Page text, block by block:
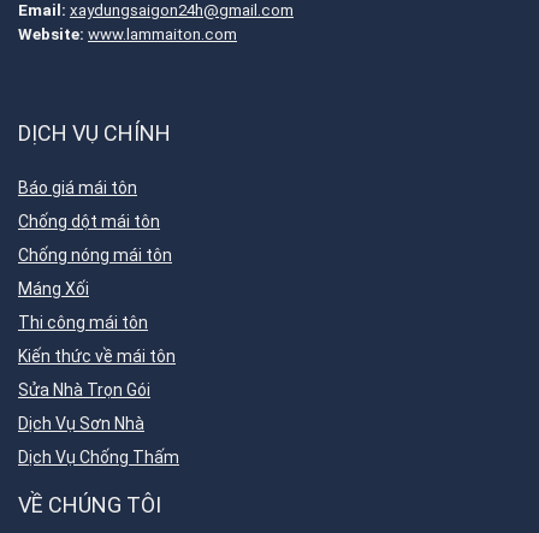
Email: xaydungsaigon24h@gmail.com
Website: www.lammaiton.com
DỊCH VỤ CHÍNH
Báo giá mái tôn
Chống dột mái tôn
Chống nóng mái tôn
Máng Xối
Thi công mái tôn
Kiến thức về mái tôn
Sửa Nhà Trọn Gói
Dịch Vụ Sơn Nhà
Dịch Vụ Chống Thấm
VỀ CHÚNG TÔI